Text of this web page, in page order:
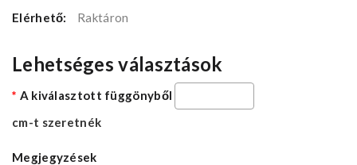
Elérhető:
Raktáron
Lehetséges választások
A kiválasztott függönyből
cm-t szeretnék
Megjegyzések